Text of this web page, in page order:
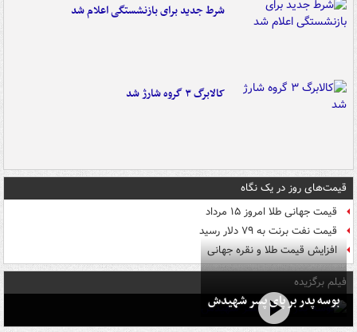
شرط جدید برای بازنشستگی اعلام شد
کالابرگ ۳ گروه شارژ شد
قیمت‌های روز در یک نگاه
قیمت جهانی طلا امروز ۱۵ مرداد
قیمت نفت برنت به ۷۹ دلار رسید
افزایش قیمت طلا و نقره جهانی
فیلم برگزیده
بوسه‌ پدر بر پای پسر شهیدش